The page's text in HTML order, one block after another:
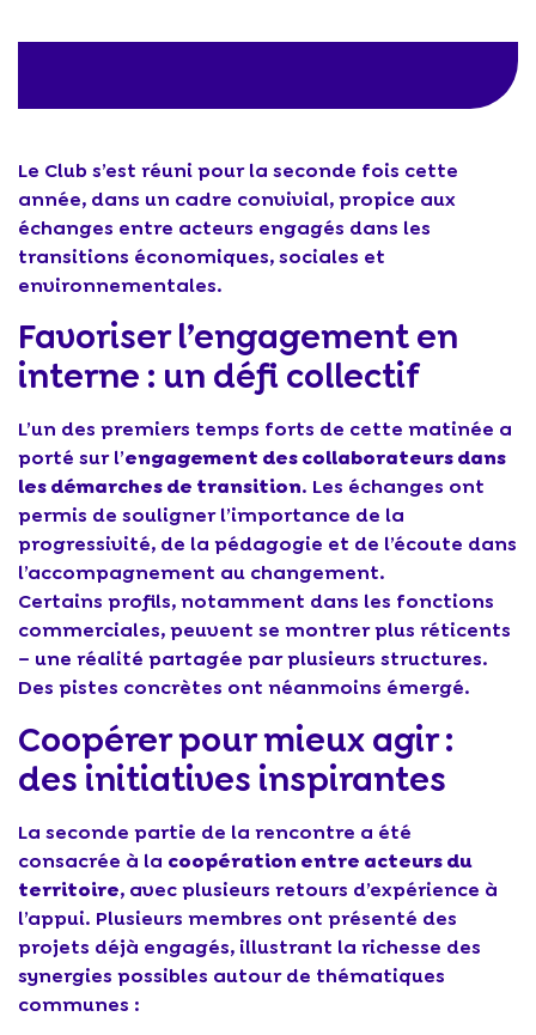
Le Club s’est réuni pour la seconde fois cette
année, dans un cadre convivial, propice aux
échanges entre acteurs engagés dans les
transitions économiques, sociales et
environnementales.
Favoriser l’engagement en
interne : un défi collectif
L’un des premiers temps forts de cette matinée a
porté sur l’engagement des collaborateurs dans
les démarches de transition. Les échanges ont
permis de souligner l’importance de la
progressivité, de la pédagogie et de l’écoute dans
l’accompagnement au changement.
Certains profils, notamment dans les fonctions
commerciales, peuvent se montrer plus réticents
– une réalité partagée par plusieurs structures.
Des pistes concrètes ont néanmoins émergé.
Coopérer pour mieux agir :
des initiatives inspirantes
La seconde partie de la rencontre a été
consacrée à la coopération entre acteurs du
territoire, avec plusieurs retours d’expérience à
l’appui. Plusieurs membres ont présenté des
projets déjà engagés, illustrant la richesse des
synergies possibles autour de thématiques
communes :